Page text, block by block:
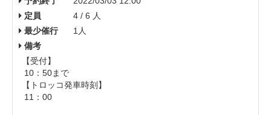
定員
4 / 6 人
最少催行
1人
備考
【受付】
10：50まで
【トロッコ発車時刻】
11：00